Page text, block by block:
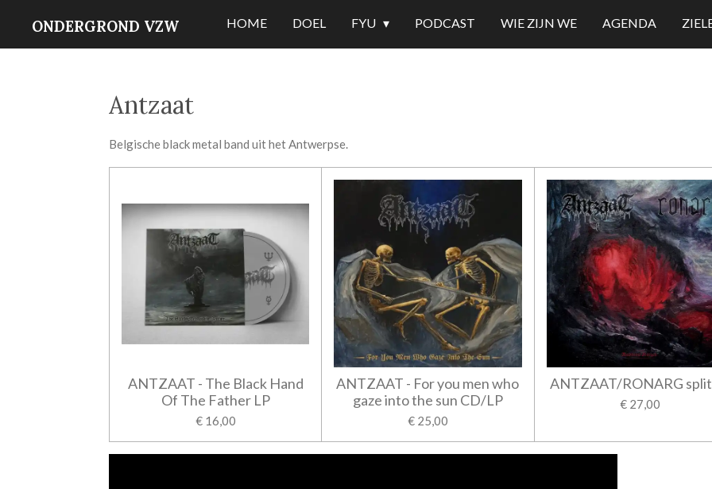
ONDERGROND VZW HOME DOEL FYU PODCAST WIE ZIJN WE AGENDA
Antzaat
Belgische black metal band uit het Antwerpse.
ANTZAAT - The Black Hand
Of The Father LP
€ 16,00
ANTZAAT - For you men who
gaze into the sun CD/LP
€ 25,00
ANTZAAT/RONARG
€ 27,00